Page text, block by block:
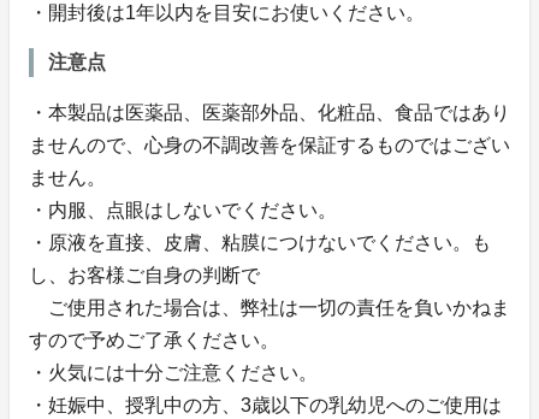
・開封後は1年以内を目安にお使いください。
注意点
・本製品は医薬品、医薬部外品、化粧品、食品ではあり
ませんので、心身の不調改善を保証するものではござい
ません。
・内服、点眼はしないでください。
・原液を直接、皮膚、粘膜につけないでください。も
し、お客様ご自身の判断で
ご使用された場合は、弊社は一切の責任を負いかねま
すので予めご了承ください。
・火気には十分ご注意ください。
・妊娠中、授乳中の方、3歳以下の乳幼児へのご使用は